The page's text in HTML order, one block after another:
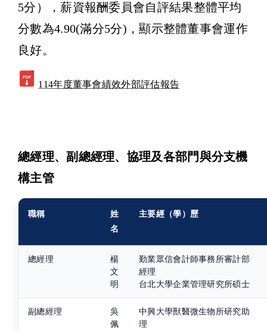
5分），薪資報酬委員會自評結果整體平均
分數為4.90(滿分5分)，顯示整體董事會運作
良好。
PDF
114年度董事會績效外部評估報告
總經理、副總經理、協理及各部門與分支機
構主管
職稱
姓
名
主要經（學）歷
總經理
楊
文
明
勤業眾信會計師事務所審計部
經理
台北大學企業管理研究所碩士
副總經理
吳
佩
中興大學獸醫微生物所研究助
理